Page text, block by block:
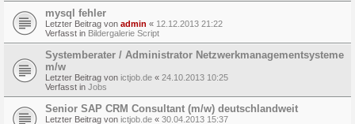
mysql fehler
Letzter Beitrag von admin « 12.12.2013 21:22
Verfasst in Bildergalerie Script
Systemberater / Administrator Netzwerkmanagementsysteme
m/w
Letzter Beitrag von ictjob.de « 24.10.2013 10:25
Verfasst in Jobs
Senior SAP CRM Consultant (m/w) deutschlandweit
Letzter Beitrag von ictjob.de « 30.04.2013 15:37